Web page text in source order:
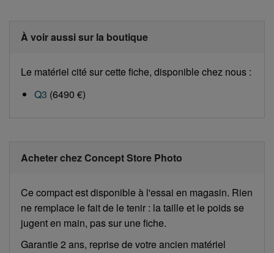
À voir aussi sur la boutique
Le matériel cité sur cette fiche, disponible chez nous :
Q3 (6490 €)
Acheter chez Concept Store Photo
Ce compact est disponible à l'essai en magasin. Rien
ne remplace le fait de le tenir : la taille et le poids se
jugent en main, pas sur une fiche.
Garantie 2 ans, reprise de votre ancien matériel